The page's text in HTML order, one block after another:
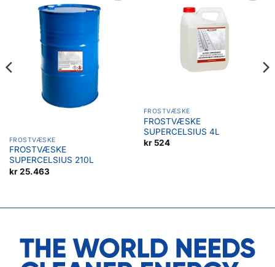
Legg til
favoritter
FROSTVÆSKE
FROSTVÆSKE
SUPERCELSIUS 210L
kr25.463
FROSTVÆSKE
FROSTVÆSKE
SUPERCELSIUS 4L
kr524